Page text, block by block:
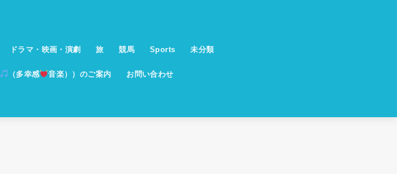
ドラマ・映画・演劇 旅 競馬 Sports 未分類
（多幸感 音楽））のご案内 お問い合わせ